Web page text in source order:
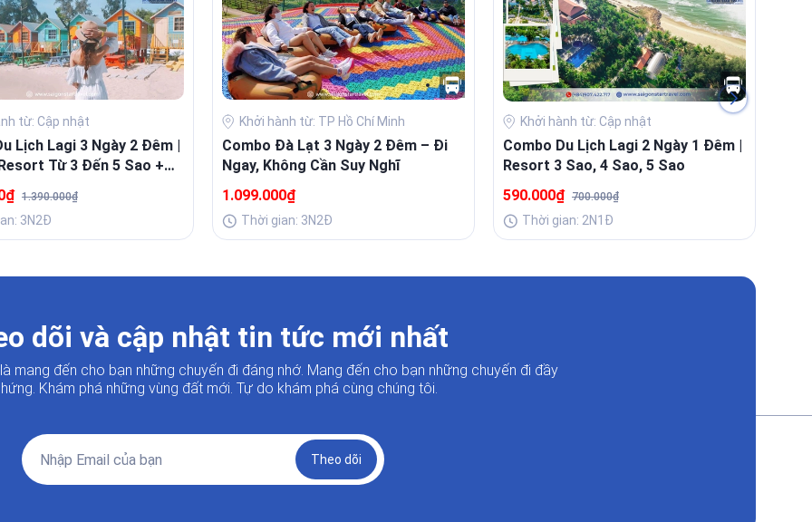
từ: Cập nhật
Lịch Lagi 3 Ngày 2 Đêm |
Từ 3 Đến 5 Sao +
1.390.000₫
3N2Đ
Khởi hành từ: TP Hồ Chí Minh
Combo Đà Lạt 3 Ngày 2 Đêm – Đi
Ngay, Không Cần Suy Nghĩ
1.099.000₫
Thời gian: 3N2Đ
Khởi hành từ: Cập nhật
Combo Du Lịch Lagi 2 Ngày 1 Đêm |
Resort 3 Sao, 4 Sao, 5 Sao
590.000₫ 700.000₫
Thời gian: 2N1Đ
dõi và cập nhật tin tức mới nhất
mang đến cho bạn những chuyến đi đáng nhớ. Mang đến cho bạn những chuyến đi đầy
Khám phá những vùng đất mới. Tự do khám phá cùng chúng tôi.
Theo dõi